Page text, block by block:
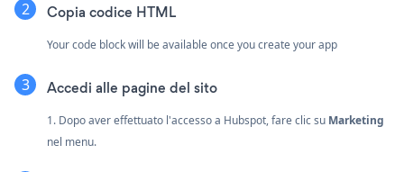
Copia codice HTML
Your code block will be available once you create your app
Accedi alle pagine del sito
1. Dopo aver effettuato l'accesso a Hubspot, fare clic su Marketing
nel menu.